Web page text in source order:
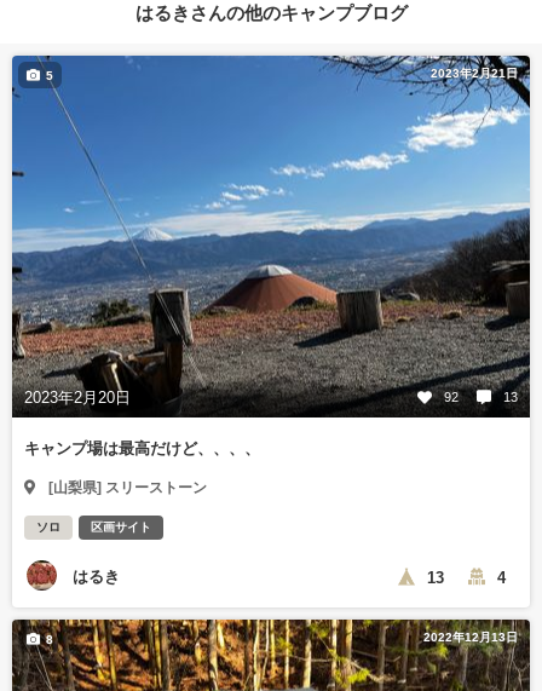
はるきさんの他のキャンプブログ
2023年2月21日
2023年2月20日 92 13
5
キャンプ場は最高だけど、、、、
[山梨県] スリーストーン
ソロ 区画サイト
はるき 13 4
2022年12月13日
8